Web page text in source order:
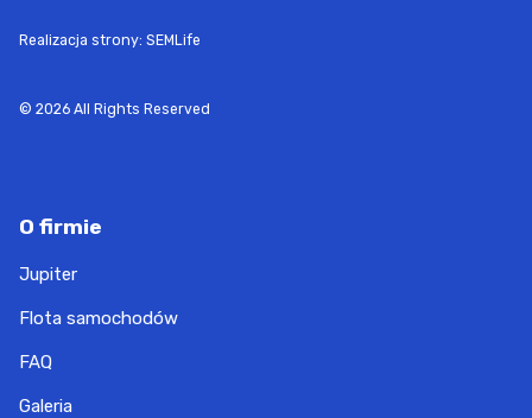
Realizacja strony: SEMLife
© 2026 All Rights Reserved
O firmie
Jupiter
Flota samochodów
FAQ
Galeria